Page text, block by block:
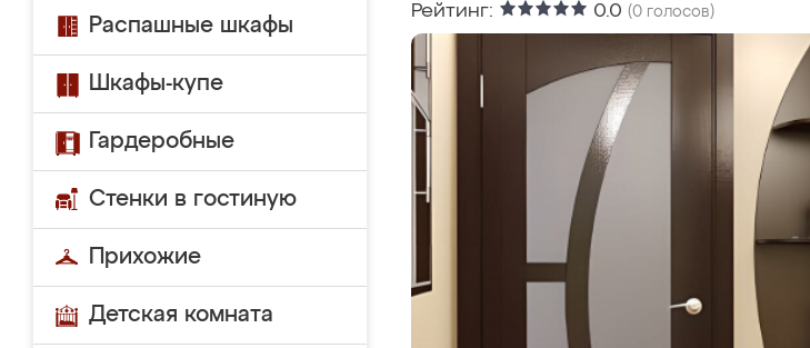
Распашные шкафы
Шкафы-купе
Гардеробные
Стенки в гостиную
Прихожие
Детская комната
Рейтинг: 0.0 (0 голосов)